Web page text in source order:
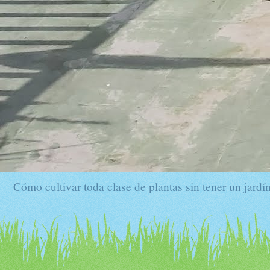
Cómo cultivar toda clase de plantas sin tener un